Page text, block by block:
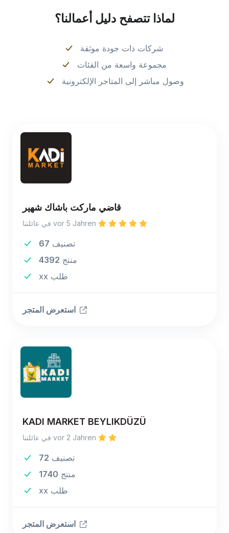
لماذا تتصفح دليل أعمالنا؟
شركات ذات جودة موثقة
مجموعة واسعة من الفئات
وصول مباشر إلى المتاجر الإلكترونية
قاضي ماركت باشاك شهير
في عائلتنا vor 5 Jahren
67 تصنيف
4392 منتج
xx طلب
KADI MARKET BEYLIKDÜZÜ
في عائلتنا vor 2 Jahren
72 تصنيف
1740 منتج
xx طلب